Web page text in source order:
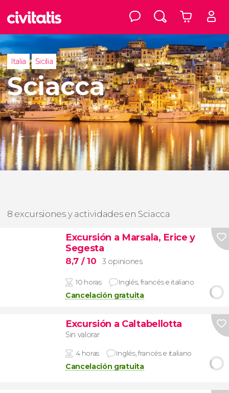
Italia Sicilia
Sciacca
8 excursiones y actividades en Sciacca
Excursión a Marsala, Erice y
Segesta
8,7 / 10 3 opiniones
10 horas Inglés, francés e italiano
Cancelación gratuita
Excursión a Caltabellotta
Sin valorar
4 horas Inglés, francés e italiano
Cancelación gratuita